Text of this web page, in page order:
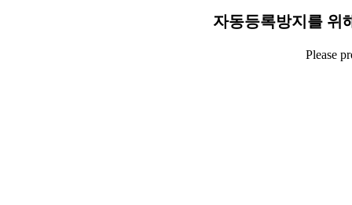
자동등록방지를 위
Please